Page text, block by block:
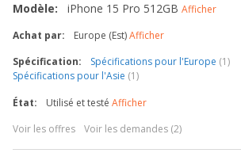
Modèle: iPhone 15 Pro 512GB Afficher
Achat par:
Europe (Est)Afficher
Spécification:
Spécifications pour l'Europe (1)
Spécifications pour l'Asie (1)
État:
Utilisé et testé Afficher
Voir les offres
Voir les demandes (2)